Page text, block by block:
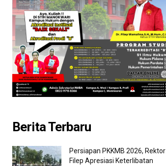
Berita Terbaru
Persiapan PKKMB 2026, Rektor
Filep Apresiasi Keterlibatan